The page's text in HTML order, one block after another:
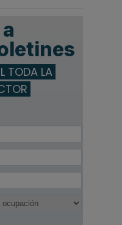
TODA LA